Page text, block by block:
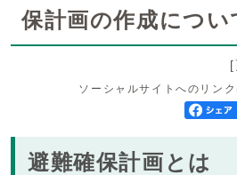
保計画の作成につい
ソーシャルサイトへのリン
避難確保計画とは